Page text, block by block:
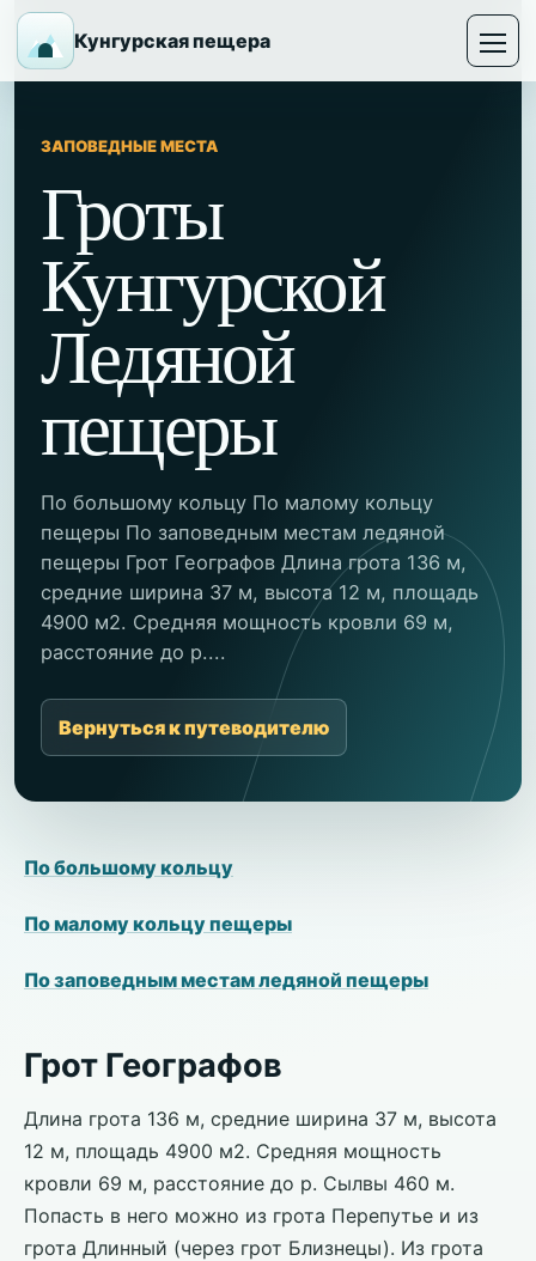
Кунгурская пещера
ЗАПОВЕДНЫЕ МЕСТА
Гроты
Кунгурской
Ледяной
пещеры
По большому кольцу По малому кольцу
пещеры По заповедным местам ледяной
пещеры Грот Географов Длина грота 136 м,
средние ширина 37 м, высота 12 м, площадь
4900 м2. Средняя мощность кровли 69 м,
расстояние до р....
Вернуться к путеводителю
По большому кольцу
По малому кольцу пещеры
По заповедным местам ледяной пещеры
Грот Географов
Длина грота 136 м, средние ширина 37 м, высота
12 м, площадь 4900 м2. Средняя мощность
кровли 69 м, расстояние до р. Сылвы 460 м.
Попасть в него можно из грота Перепутье и из
грота Длинный (через грот Близнецы). Из грота